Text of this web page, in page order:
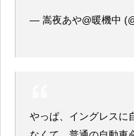
— 嵩夜あや@暖機中
やっぱ、イングレスに